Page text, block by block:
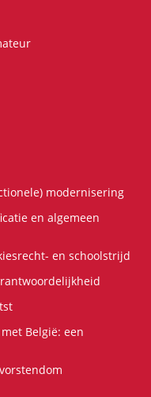
modernisering
en algemeen
en schoolstrijd
België: een